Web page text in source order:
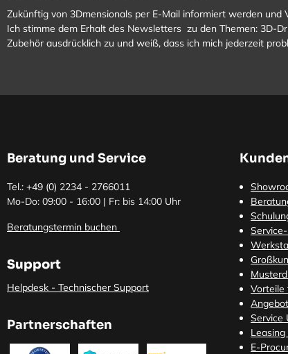
Zukünftig von 3Dmensionals per E-Mail informiert werden und
Ich stimme dem Erhalt des Newsletters zu den Themen: 3D-
Zubehör ausdrücklich zu und weiß, dass ich mich jederzeit
Beratung und Service
Tel.: +49 (0) 2234 - 2766011
Mo-Do: 09:00 - 16:00 | Fr: bis 14:00 Uhr
Beratungstermin buchen
Support
Helpdesk - Technischer Support
Partnerschaften
Vorteile
Service
E-